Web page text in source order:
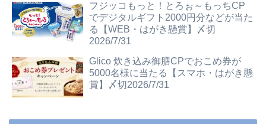
フジッコもっと！とろぉ～もっちCP
でデジタルギフト2000円分などが当た
る【WEB・はがき懸賞】〆切
2026/7/31
Glico 炊き込み御膳CPでおこめ券が
5000名様に当たる【スマホ・はがき懸
賞】〆切2026/7/31